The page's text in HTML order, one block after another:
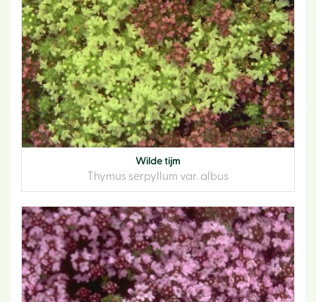
Wilde tijm
Thymus serpyllum var. albus